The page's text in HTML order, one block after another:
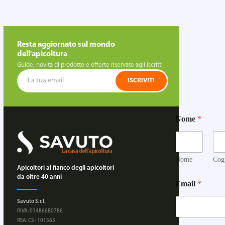
Resta aggiornato sul mondo
dell'apicoltura
Guide, novità di prodotto e offerte riservate agli iscritti
ISCRIVITI
Apicoltori al fianco degli apicoltori
da oltre 40 anni
Savuto S.r.l.
P.IVA: 01486680786
REA: CS - 101563
Nome *
Nome
Email *